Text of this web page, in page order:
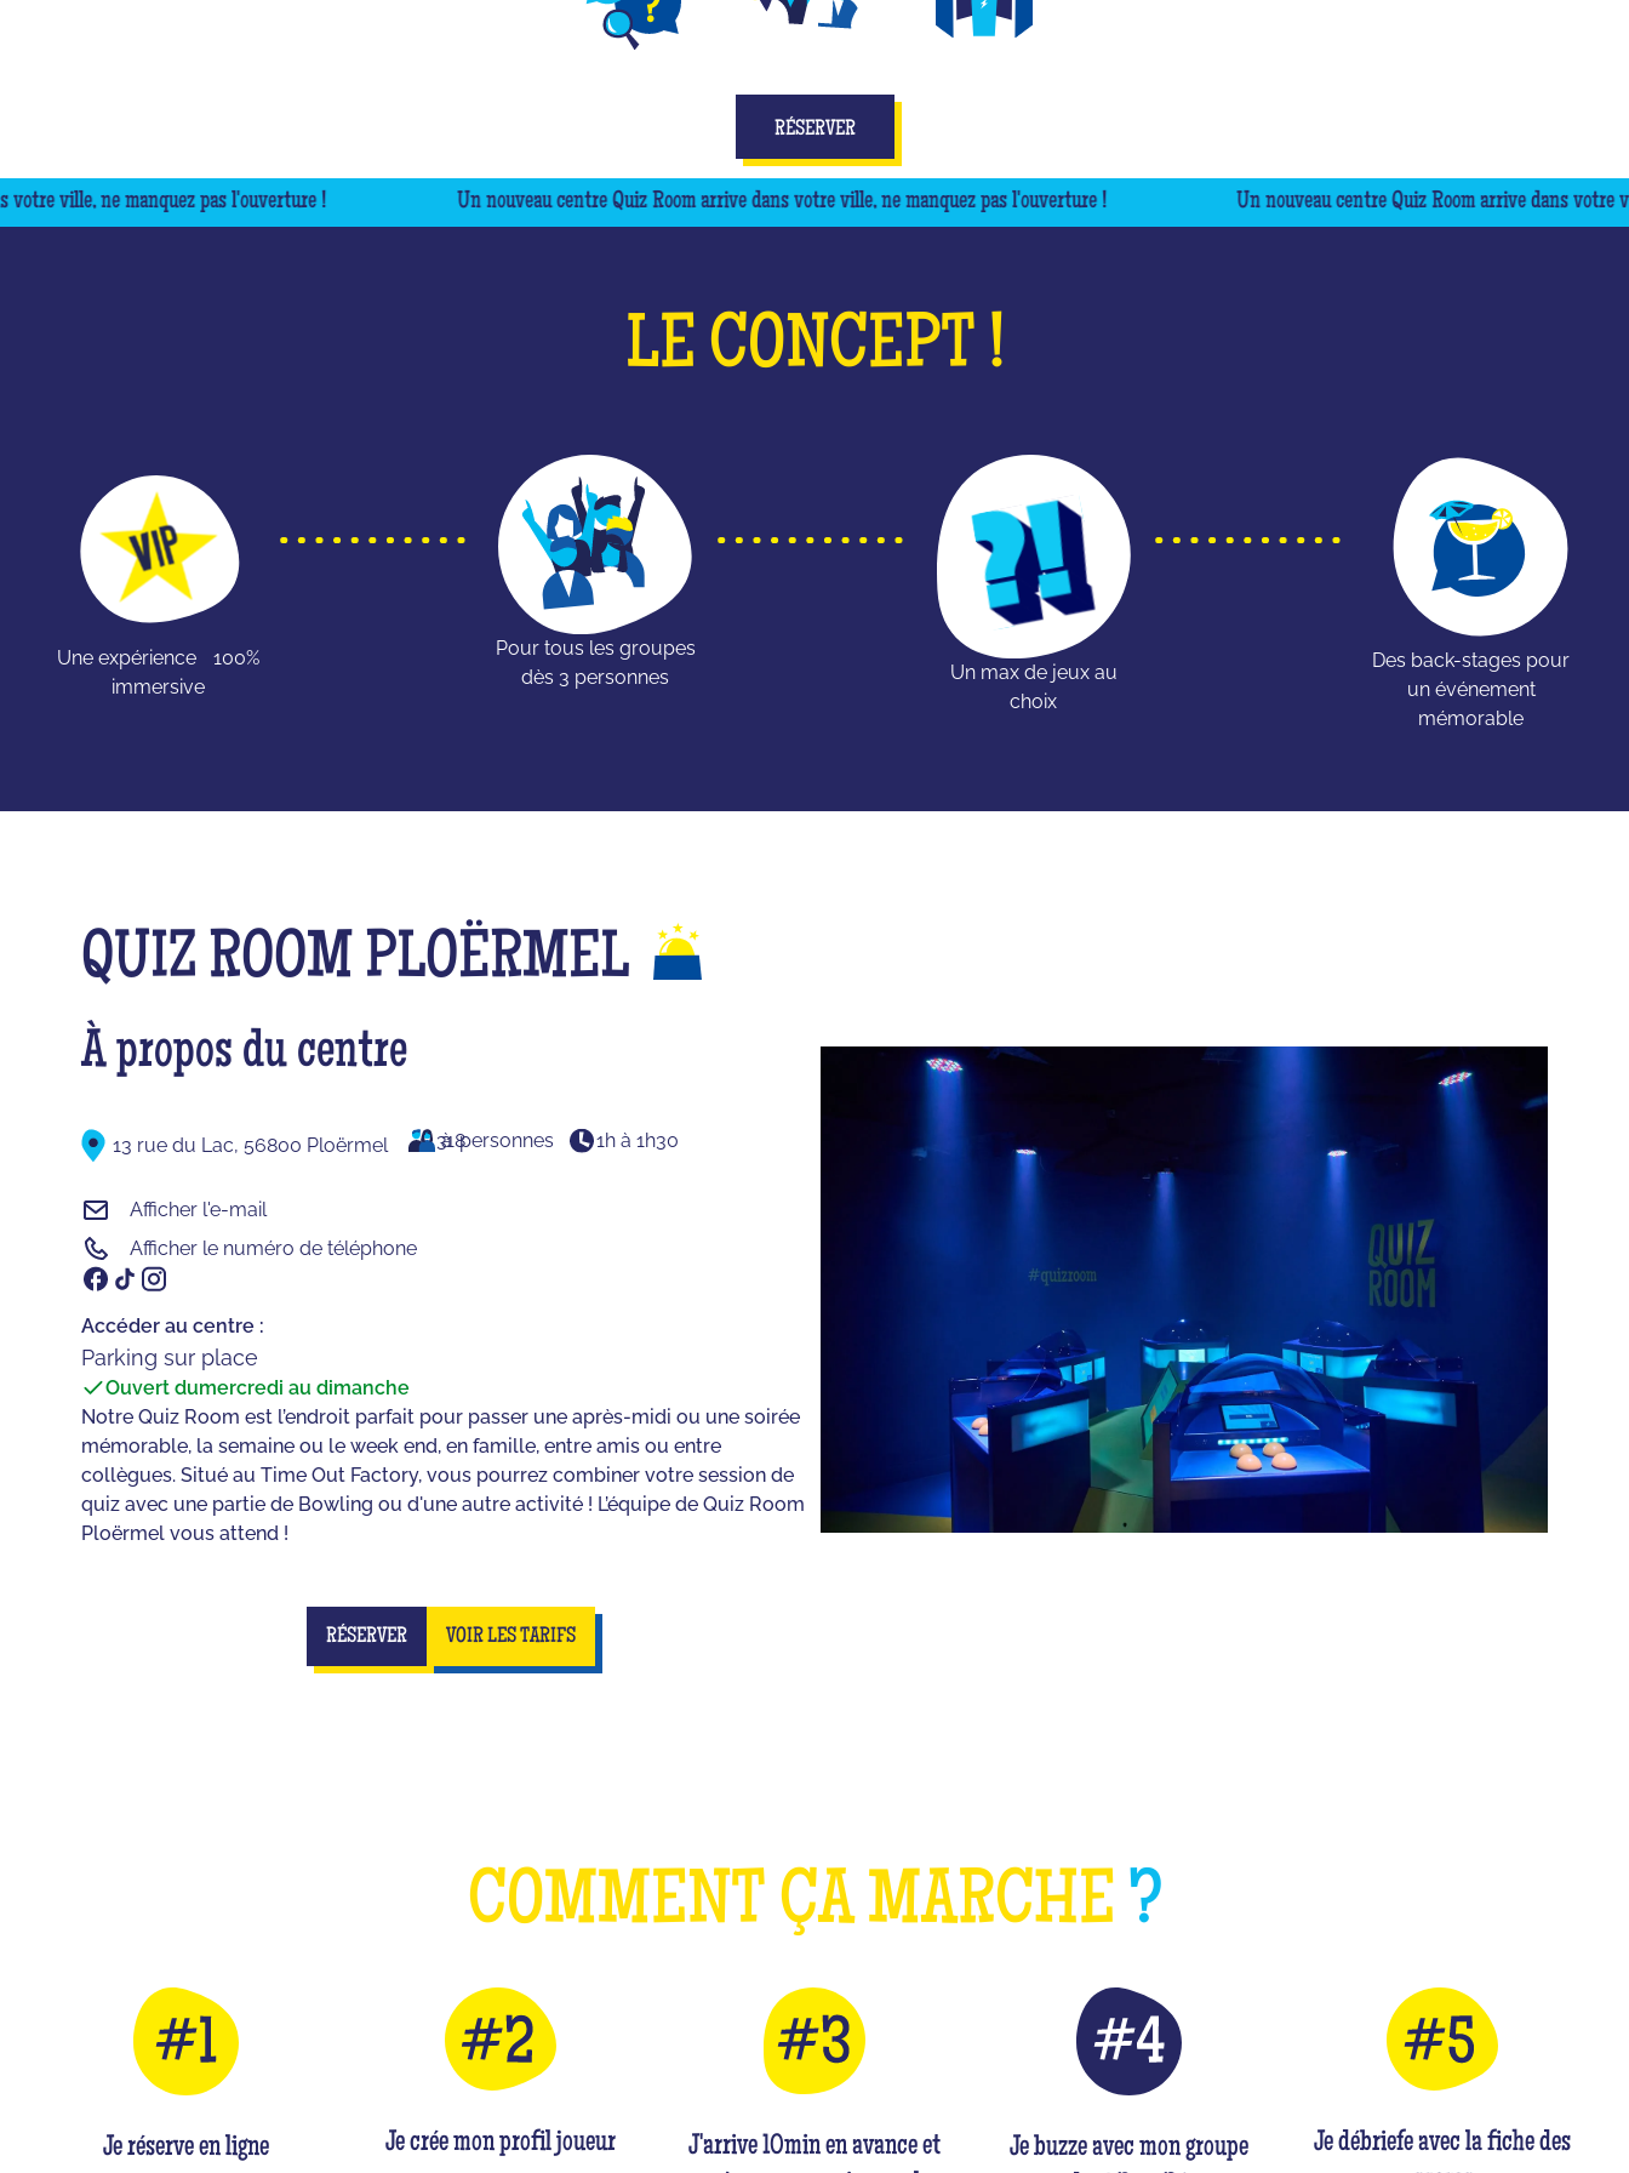
RÉSERVER
ne manquez pas l'ouverture ! Un nouveau centre Quiz Room arrive dans votre ville, ne manquez pas l'ouverture ! Un nouveau centre Quiz Room arrive dans votre ville,
LE CONCEPT !
Une expérience 100%
immersive
Pour tous les groupes
dès 3 personnes
Un max de jeux au
choix
Des back-stages pour
un événement
mémorable
QUIZ ROOM PLOËRMEL
À propos du centre
13 rue du Lac, 56800 Ploërmel 3à18personnes 1h à 1h30
Afficher l'e-mail
Afficher le numéro de téléphone
Accéder au centre :
Parking sur place
Ouvert dumercredi au dimanche
Notre Quiz Room est l’endroit parfait pour passer une après-midi ou une soirée
mémorable, la semaine ou le week end, en famille, entre amis ou entre
collègues. Situé au Time Out Factory, vous pourrez combiner votre session de
quiz avec une partie de Bowling ou d'une autre activité ! L’équipe de Quiz Room
Ploërmel vous attend !
RÉSERVER VOIR LES TARIFS
COMMENT ÇA MARCHE ?
Je réserve en ligne Je crée mon profil joueur
J'arrive 10min en avance et
Je buzze avec mon groupe
Je débriefe avec la fiche des